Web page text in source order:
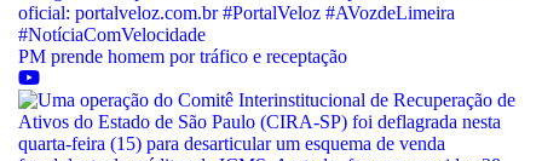
PM prende homem por tráfico e receptação